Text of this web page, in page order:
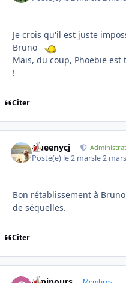
Je crois qu'il est juste
Bruno
Mais, du coup, Phoebie
!
Citer
Queenycj
Posté(e) le 2 marsle 2 mars
Bon rétablissement à
de séquelles.
Citer